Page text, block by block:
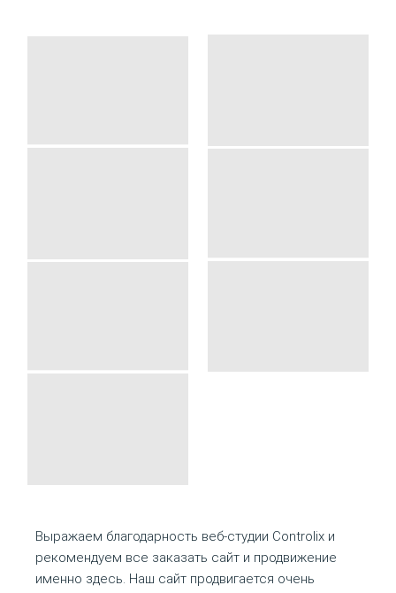
Выражаем благодарность веб-студии Controlix и
рекомендуем все заказать сайт и продвижение
именно здесь. Наш сайт продвигается очень